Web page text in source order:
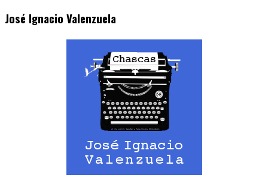
José Ignacio Valenzuela